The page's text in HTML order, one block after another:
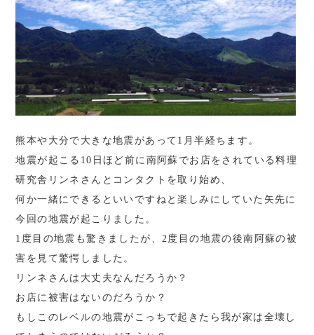
熊本や大分で大きな地震があって1月半経ちます。
地震が起こる10日ほど前に南阿蘇でお店をされている料理
研究舎リンネさんとコンタクトを取り始め、
何か一緒にできるといいですねと楽しみにしていた矢先に
今回の地震が起こりました。
1度目の地震も驚きましたが、2度目の地震の後南阿蘇の被
害を見て驚愕しました。
リンネさんは大丈夫なんだろうか？
お店に被害はないのだろうか？
もしこのレベルの地震がこっちで起きたら我が家は全壊し